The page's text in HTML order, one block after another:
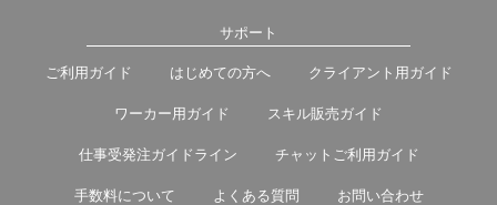
サポート
ご利用ガイド はじめての方へ クライアント用ガイド
ワーカー用ガイド スキル販売ガイド
仕事受発注ガイドライン チャットご利用ガイド
手数料について よくある質問 お問い合わせ